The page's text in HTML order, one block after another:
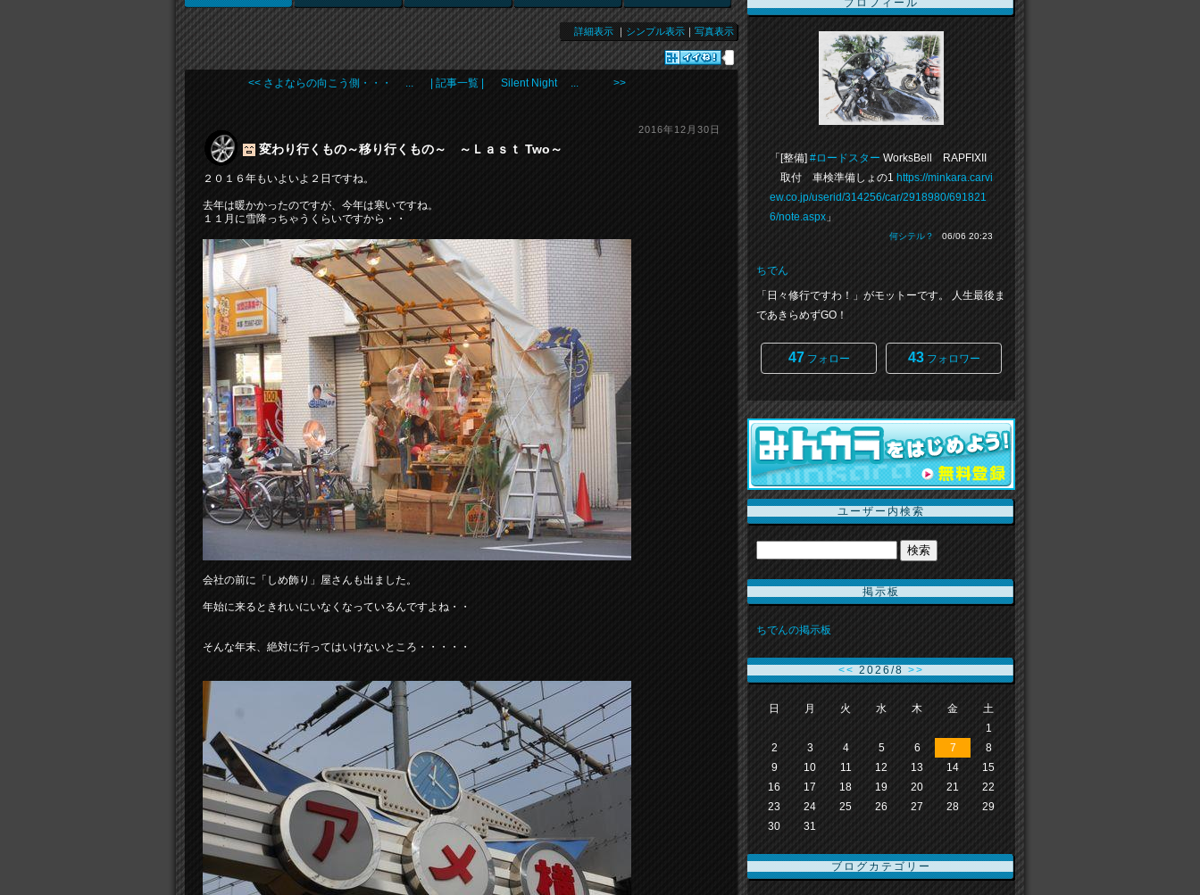
詳細表示 ｜ シンプル表示 ｜ 写真表示
<< さよならの向こう側・・・ ... | 記事一覧 | Silent Night ... >>
2016年12月30日
変わり行くもの～移り行くもの～ ～Ｌａｓｔ Two～
２０１６年もいよいよ２日ですね。
去年は暖かかったのですが、今年は寒いですね。
１１月に雪降っちゃうくらいですから・・
会社の前に「しめ飾り」屋さんも出ました。
年始に来るときれいにいなくなっているんですよね・・
そんな年末、絶対に行ってはいけないところ・・・・・
プロフィール
「[整備] #ロードスター WorksBell RAPFIXII
取付 車検準備しょの1 https://minkara.carvi
ew.co.jp/userid/314256/car/2918980/691821
6/note.aspx 」
何シテル？ 06/06 20:23
ちでん
「日々修行ですわ！」がモットーです。 人生最後ま
であきらめずGO！
47 フォロー 43フォロワー
ユーザー内検索
掲示板
ちでんの掲示板
<< 2026/8 >>
日 月 火 水 木 金
土
1
2
3 4 5 6 7
8
9
10 11 12 13 14
15
16
17 18 19 20 21
22
23
24 25 26 27 28
29
30
31
ブログカテゴリー